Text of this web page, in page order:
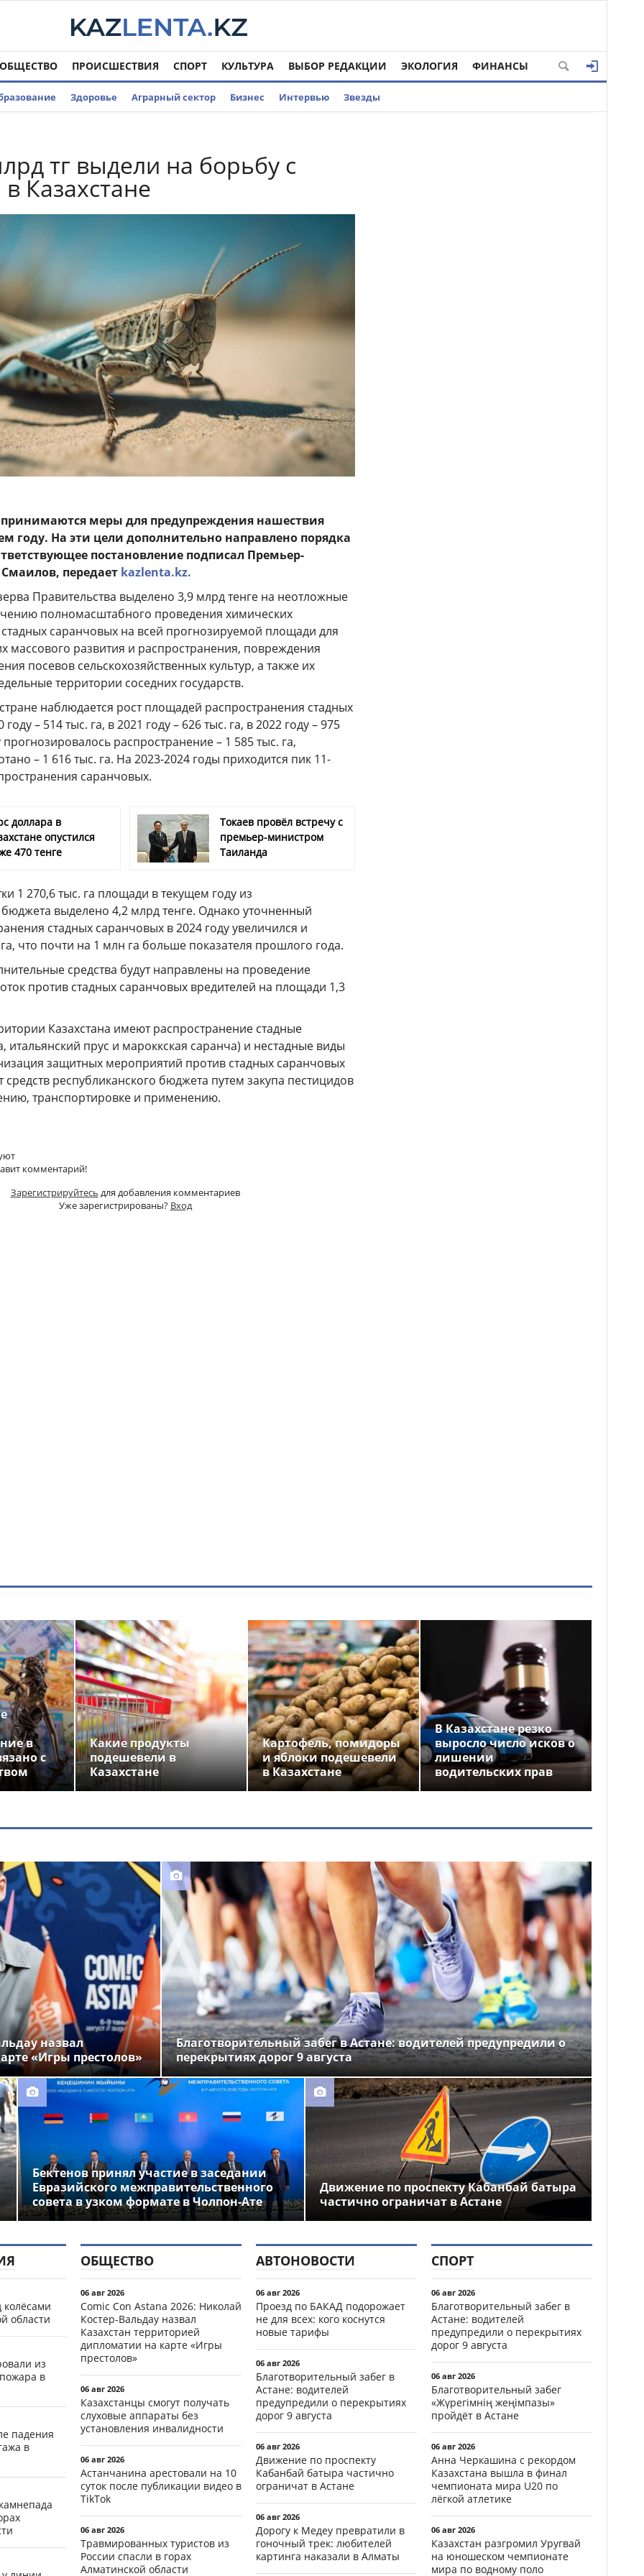
ОБЩЕСТВО ПРОИСШЕСТВИЯ СПОРТ КУЛЬТУРА ВЫБОР РЕДАКЦИИ ЭКОЛОГИЯ ФИНАНСЫ
Здоровье Аграрный сектор Бизнес Интервью Звезды
тг выдели на борьбу с
Казахстане
меры для предупреждения нашествия
году. На эти цели дополнительно направлено порядка
постановление подписал Премьер-
передает kazlenta.kz.
Правительства выделено 3,9 млрд тенге на неотложные
полномасштабного проведения химических
саранчовых на всей прогнозируемой площади для
массового развития и распространения, повреждения
посевов сельскохозяйственных культур, а также их
территории соседних государств.
наблюдается рост площадей распространения стадных
– 514 тыс. га, в 2021 году – 626 тыс. га, в 2022 году – 975
прогнозировалось распространение – 1 585 тыс. га,
– 1 616 тыс. га. На 2023-2024 годы приходится пик 11-
саранчовых.
доллара в
опустился
470 тенге
Токаев провёл встречу с
премьер-министром
Таиланда
1 270,6 тыс. га площади в текущем году из
бюджета выделено 4,2 млрд тенге. Однако уточненный
стадных саранчовых в 2024 году увеличился и
что почти на 1 млн га больше показателя прошлого года.
средства будут направлены на проведение
против стадных саранчовых вредителей на площади 1,3
Казахстана имеют распространение стадные
итальянский прус и мароккская саранча) и нестадные виды
защитных мероприятий против стадных саранчовых
средств республиканского бюджета путем закупа пестицидов
транспортировке и применению.
комментарий!
Зарегистрируйтесь для добавления комментариев
Уже зарегистрированы? Вход
в
с
Какие продукты
подешевели в
Казахстане
Картофель, помидоры
и яблоки подешевели
в Казахстане
В Казахстане резко
выросло число исков о
лишении
водительских прав
назвал
«Игры престолов»
Благотворительный забег в Астане: водителей предупредили о
перекрытиях дорог 9 августа
Бектенов принял участие в заседании
Евразийского межправительственного
совета в узком формате в Чолпон-Ате
Движение по проспекту Кабанбай батыра
частично ограничат в Астане
области
из
в
падения
в
ОБЩЕСТВО
06 авг 2026
Comic Con Astana 2026: Николай
Костер-Вальдау назвал
Казахстан территорией
дипломатии на карте «Игры
престолов»
06 авг 2026
Казахстанцы смогут получать
слуховые аппараты без
установления инвалидности
06 авг 2026
Астанчанина арестовали на 10
суток после публикации видео в
TikTok
06 авг 2026
Травмированных туристов из
России спасли в горах
Алматинской области
АВТОНОВОСТИ
06 авг 2026
Проезд по БАКАД подорожает
не для всех: кого коснутся
новые тарифы
06 авг 2026
Благотворительный забег в
Астане: водителей
предупредили о перекрытиях
дорог 9 августа
06 авг 2026
Движение по проспекту
Кабанбай батыра частично
ограничат в Астане
06 авг 2026
Дорогу к Медеу превратили в
гоночный трек: любителей
картинга наказали в Алматы
СПОРТ
06 авг 2026
Благотворительный забег в
Астане: водителей
предупредили о перекрытиях
дорог 9 августа
06 авг 2026
Благотворительный забег
«Жүрегімнің жеңімпазы»
пройдёт в Астане
06 авг 2026
Анна Черкашина с рекордом
Казахстана вышла в финал
чемпионата мира U20 по
лёгкой атлетике
06 авг 2026
Казахстан разгромил Уругвай
на юношеском чемпионате
мира по водному поло